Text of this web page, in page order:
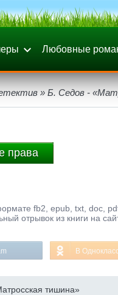
Любовные
» Б. Седов -
права
fb2, epub, txt, doc,
отрывок из книги на
В
тишина»